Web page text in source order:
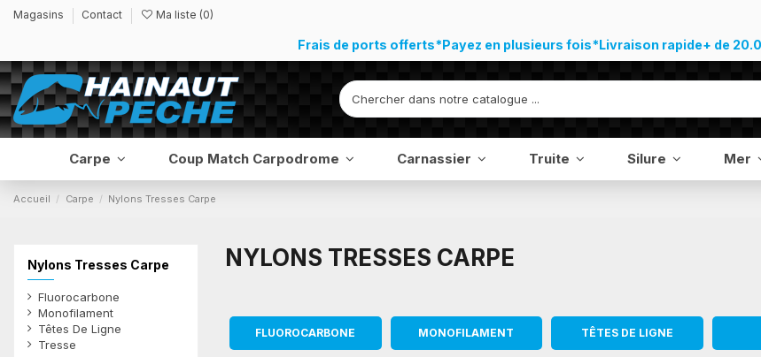
Magasins Contact Ma liste (0)
Frais de ports offerts*Payez en plusieurs fois*Livraison rapide+ de
Carpe Coup Match Carpodrome Carnassier Truite Silure Mer
Accueil Carpe Nylons Tresses Carpe
NYLONS TRESSES CARPE
FLUOROCARBONE MONOFILAMENT TÊTES DE LIGNE
Nylons Tresses Carpe
Fluorocarbone
Monofilament
Têtes De Ligne
Tresse